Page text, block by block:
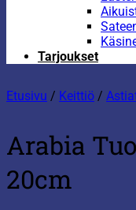
Tarjoukset
Etusivu / Keittiö /
Arabia
20cm